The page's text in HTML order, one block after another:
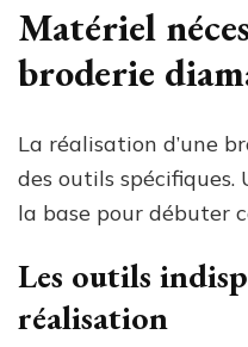
Matériel
broderie
La réalisation d’une
des outils
la base pour débuter
Les outils
réalisation